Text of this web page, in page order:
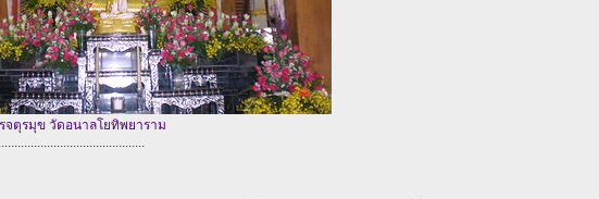
จตุรมุข วัดอนาลโยทิพยาราม